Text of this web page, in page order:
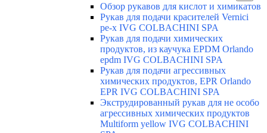
Обзор рукавов для кислот и химикатов
Рукав для подачи красителей Vernici
pe-x IVG COLBACHINI SPA
Рукав для подачи химических
продуктов, из каучука EPDM Orlando
epdm IVG COLBACHINI SPA
Рукав для подачи агрессивных
химических продуктов, EPR Orlando
EPR IVG COLBACHINI SPA
Экструдированный рукав для не особо
агрессивных химических продуктов
Multiform yellow IVG COLBACHINI